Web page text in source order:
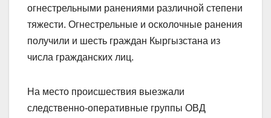
огнестрельными ранениями различной степени
тяжести. Огнестрельные и осколочные ранения
получили и шесть граждан Кыргызстана из
числа гражданских лиц.
На место происшествия выезжали
следственно-оперативные группы ОВД